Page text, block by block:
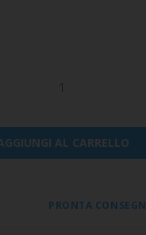
1
AL CARRELLO
PRONTA